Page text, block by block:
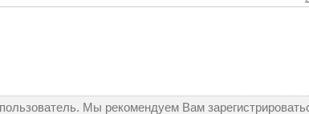
Мы рекомендуем Вам